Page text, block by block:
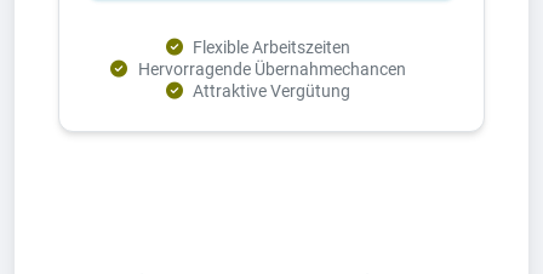
Flexible Arbeitszeiten
Hervorragende Übernahmechancen
Attraktive Vergütung